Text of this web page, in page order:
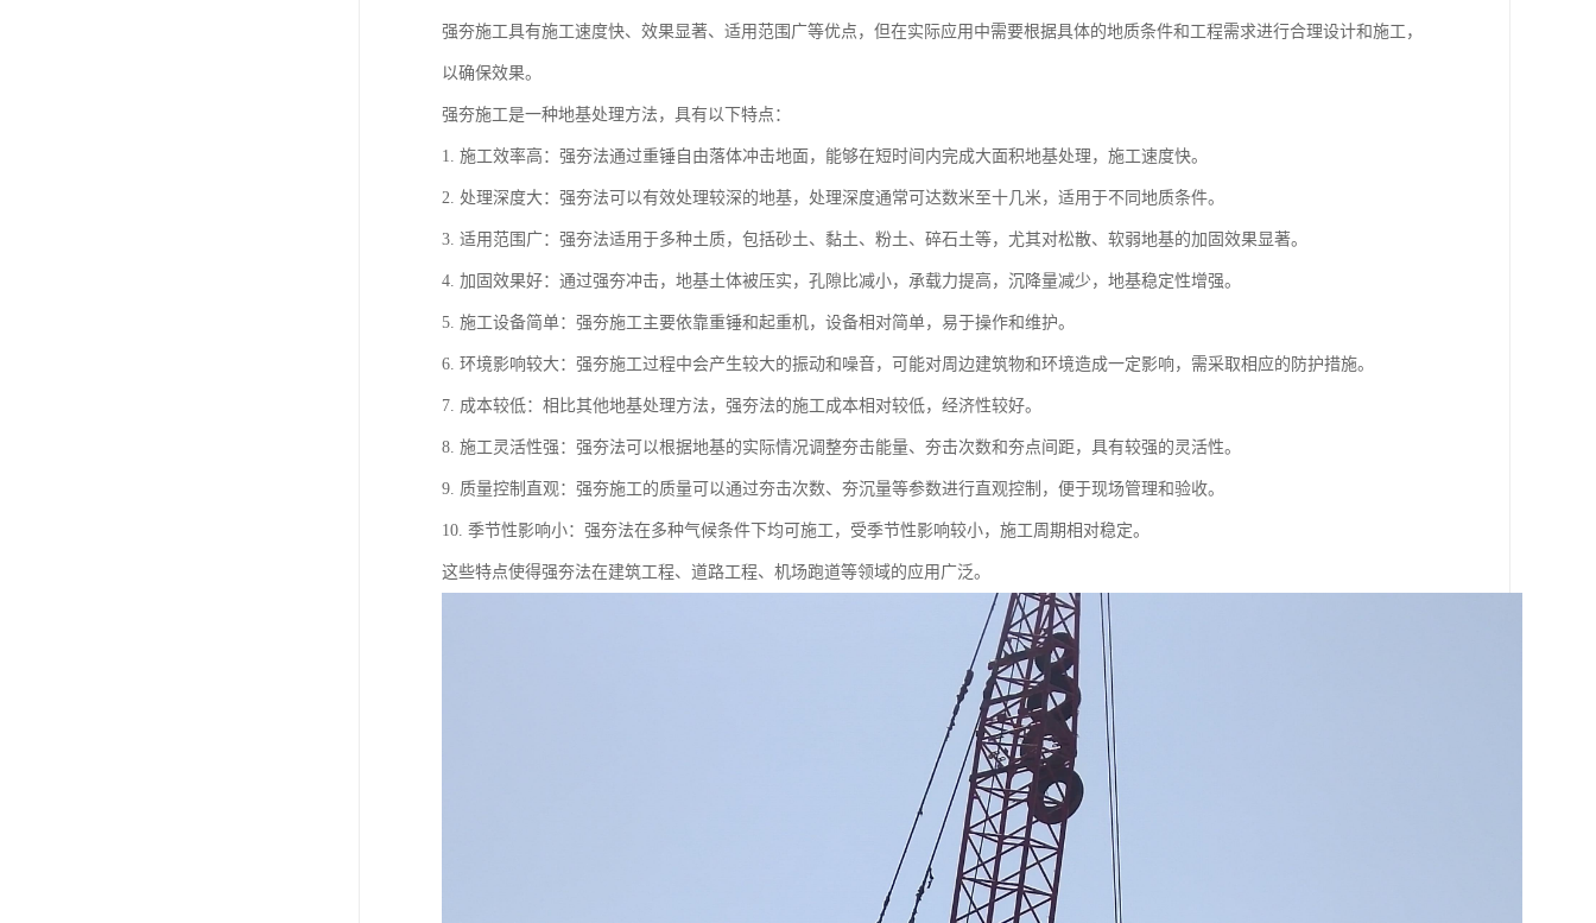
强夯施工具有施工速度快、效果显著、适用范围广等优点，但在实际应用中需要根据具体的地质条件和工程需求进行合理设计和施工，
以确保效果。
强夯施工是一种地基处理方法，具有以下特点：
1. 施工效率高：强夯法通过重锤自由落体冲击地面，能够在短时间内完成大面积地基处理，施工速度快。
2. 处理深度大：强夯法可以有效处理较深的地基，处理深度通常可达数米至十几米，适用于不同地质条件。
3. 适用范围广：强夯法适用于多种土质，包括砂土、黏土、粉土、碎石土等，尤其对松散、软弱地基的加固效果显著。
4. 加固效果好：通过强夯冲击，地基土体被压实，孔隙比减小，承载力提高，沉降量减少，地基稳定性增强。
5. 施工设备简单：强夯施工主要依靠重锤和起重机，设备相对简单，易于操作和维护。
6. 环境影响较大：强夯施工过程中会产生较大的振动和噪音，可能对周边建筑物和环境造成一定影响，需采取相应的防护措施。
7. 成本较低：相比其他地基处理方法，强夯法的施工成本相对较低，经济性较好。
8. 施工灵活性强：强夯法可以根据地基的实际情况调整夯击能量、夯击次数和夯点间距，具有较强的灵活性。
9. 质量控制直观：强夯施工的质量可以通过夯击次数、夯沉量等参数进行直观控制，便于现场管理和验收。
10. 季节性影响小：强夯法在多种气候条件下均可施工，受季节性影响较小，施工周期相对稳定。
这些特点使得强夯法在建筑工程、道路工程、机场跑道等领域的应用广泛。